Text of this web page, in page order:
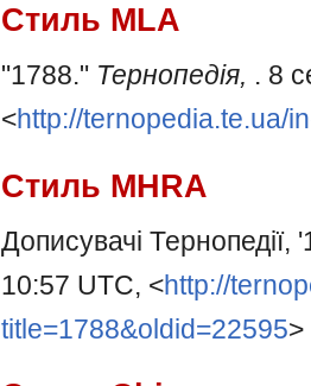
Стиль MLA
"1788." Тернопедія, . 8
<http://ternopedia.te.ua/
Стиль MHRA
Дописувачі Тернопедії,
10:57 UTC, <http://
title=1788&oldid=22595>